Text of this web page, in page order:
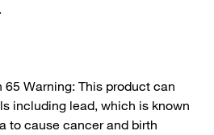
Warning: This product can
including lead, which is known
to cause cancer and birth